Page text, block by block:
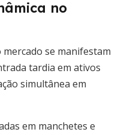
no
se manifestam
tardia em ativos
simultânea em
em manchetes e